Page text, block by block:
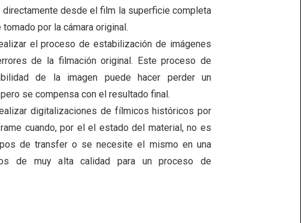
directamente desde el film la superficie completa
por la cámara original.
el proceso de estabilización de imágenes
de la filmación original. Este proceso de
de la imagen puede hacer perder un
se compensa con el resultado final.
digitalizaciones de fílmicos históricos por
cuando, por el el estado del material, no es
de transfer o se necesite el mismo en una
de muy alta calidad para un proceso de